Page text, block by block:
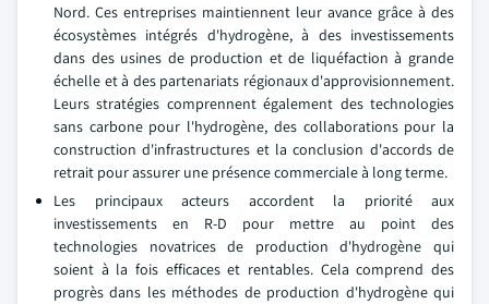
Nord. Ces entreprises maintiennent leur avance grâce à des
écosystèmes intégrés d'hydrogène, à des investissements
dans des usines de production et de liquéfaction à grande
échelle et à des partenariats régionaux d'approvisionnement.
Leurs stratégies comprennent également des technologies
sans carbone pour l'hydrogène, des collaborations pour la
construction d'infrastructures et la conclusion d'accords de
retrait pour assurer une présence commerciale à long terme.
Les principaux acteurs accordent la priorité aux
investissements en R-D pour mettre au point des
technologies novatrices de production d'hydrogène qui
soient à la fois efficaces et rentables. Cela comprend des
progrès dans les méthodes de production d'hydrogène qui